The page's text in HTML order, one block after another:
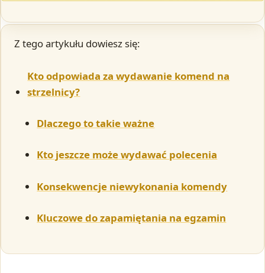
Z tego artykułu dowiesz się:
Kto odpowiada za wydawanie komend na
strzelnicy?
Dlaczego to takie ważne
Kto jeszcze może wydawać polecenia
Konsekwencje niewykonania komendy
Kluczowe do zapamiętania na egzamin